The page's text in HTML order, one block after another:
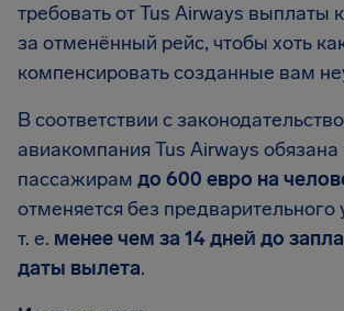
требовать от Tus Airways выплаты
за отменённый рейс, чтобы хоть
компенсировать созданные вам
В соответствии с
авиакомпания Tus Airways
пассажирам до 600 евро на
отменяется без
т. е. менее чем за 14 дней до
даты вылета.